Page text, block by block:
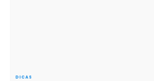
DICAS